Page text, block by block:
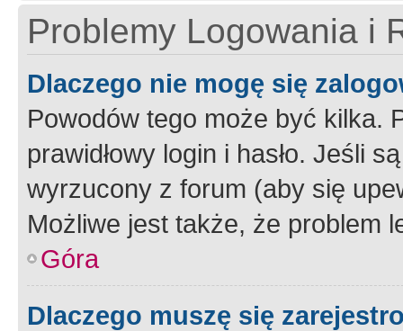
Problemy Logowania i
Dlaczego nie mogę się
Powodów tego może być kilka.
prawidłowy login i hasło. Jeśli
wyrzucony z forum (aby się
Możliwe jest także, że problem
Góra
Dlaczego muszę się